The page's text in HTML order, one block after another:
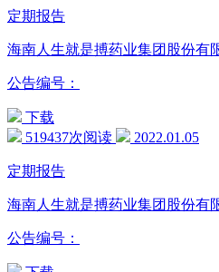
定期报告
海南人生就是搏药业集团股份有
公告编号：
下载
519437次阅读
2022.01.05
定期报告
海南人生就是搏药业集团股份有
公告编号：